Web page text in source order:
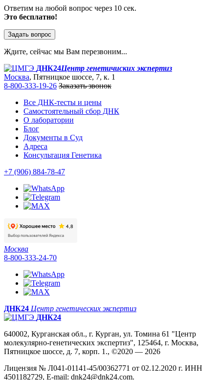
Ответим на любой вопрос через 10 сек.
Это бесплатно!
Задать вопрос
Ждите, сейчас мы Вам перезвоним...
ДНК24Центр генетичиских экспертиз
Москва, Пятницкое шоссе, 7, к. 1
8-800-333-19-26 Заказать звонок
Все ДНК-тесты и цены
Самостоятельный сбор ДНК
О лаборатории
Блог
Документы в Суд
Адреса
Консультация Генетика
+7 (906) 884-78-47
Москва
8-800-333-24-70
ДНК24 Центр генетических экспертиз
ДНК24
640002, Курганская обл., г. Курган, ул. Томина 61 "Центр
молекулярно-генетических экспертиз", 125464, г. Москва,
Пятницкое шоссе, д. 7, корп. 1., ©2020 — 2026
Лицензия № Л041-01141-45/00362771 от 02.12.2020 г. ИНН
4501182729, E-mail: dnk24@dnk24.com.